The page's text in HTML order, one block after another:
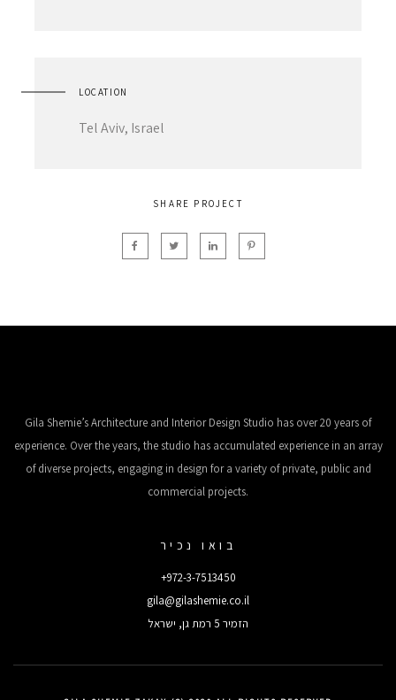
LOCATION
Tel Aviv, Israel
SHARE PROJECT
Gila Shemie’s Architecture and Interior Design Studio has over 20 years of
experience. Over the years, the studio has accumulated experience in an array
of diverse projects, engaging in design for a variety of private, public and
commercial projects.
בואו נכיר
+972-3-7513450
gila@gilashemie.co.il
הזמיר 5 רמת גן, ישראל